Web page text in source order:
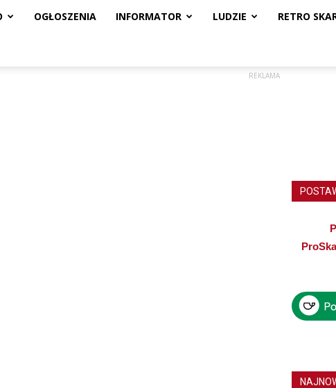
OGŁOSZENIA INFORMATOR LUDZIE RETRO
REKLAMA